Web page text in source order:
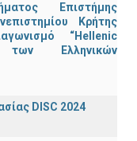
Επιστήμης
Κρήτης
“Hellenic
Ελληνικών
DISC 2024